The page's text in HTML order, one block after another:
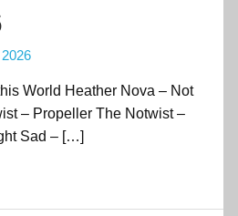
World Heather Nova – Not
– Propeller The Notwist –
Sad – […]